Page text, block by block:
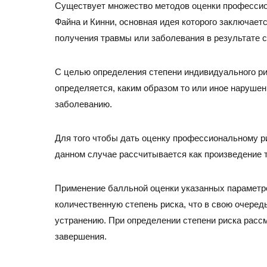
Существует множество методов оценки
Файна и Кинни, основная идея которого
получения травмы или заболевания в результате
С целью определения степени индивидуального
определяется, каким образом то или иное
заболеванию.
Для того чтобы дать оценку профессиональному
данном случае рассчитывается как
Применение балльной оценки указанных
количественную степень риска, что в свою
устранению. При определении степени риска
завершения.